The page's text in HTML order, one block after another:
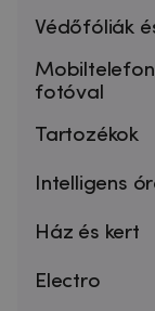
Védőfóliák
fotóval
Tartozékok
Intelligens
Ház és kert
Electro